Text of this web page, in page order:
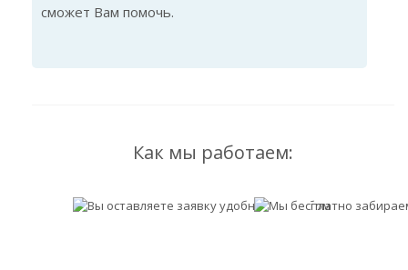
сможет Вам помочь.
Как мы работаем: